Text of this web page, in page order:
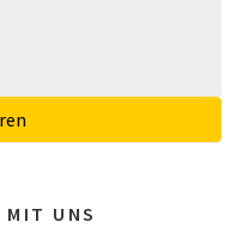
MIT UNS